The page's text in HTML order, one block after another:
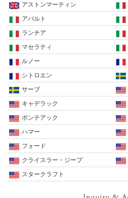
アストンマーティン
アバルト
ランチア
マセラティ
ルノー
シトロエン
サーブ
キャデラック
ポンテアック
ハマー
フォード
クライスラー・ジープ
スタークラフト